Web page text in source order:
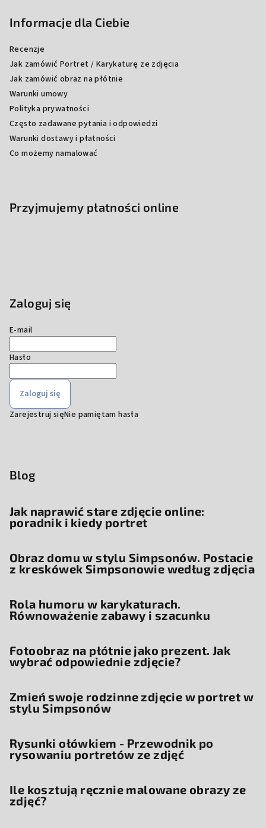
Informacje dla Ciebie
Recenzje
Jak zamówić Portret / Karykaturę ze zdjęcia
Jak zamówić obraz na płótnie
Warunki umowy
Polityka prywatności
Często zadawane pytania i odpowiedzi
Warunki dostawy i płatności
Co możemy namalować
Przyjmujemy płatności online
Zaloguj się
E-mail
Hasło
Zaloguj się
Zarejestruj sięNie pamiętam hasła
Blog
Jak naprawić stare zdjęcie online:
poradnik i kiedy portret
Obraz domu w stylu Simpsonów. Postacie
z kreskówek Simpsonowie według zdjęcia
Rola humoru w karykaturach.
Równoważenie zabawy i szacunku
Fotoobraz na płótnie jako prezent. Jak
wybrać odpowiednie zdjęcie?
Zmień swoje rodzinne zdjęcie w portret w
stylu Simpsonów
Rysunki ołówkiem - Przewodnik po
rysowaniu portretów ze zdjęć
Ile kosztują ręcznie malowane obrazy ze
zdjęć?